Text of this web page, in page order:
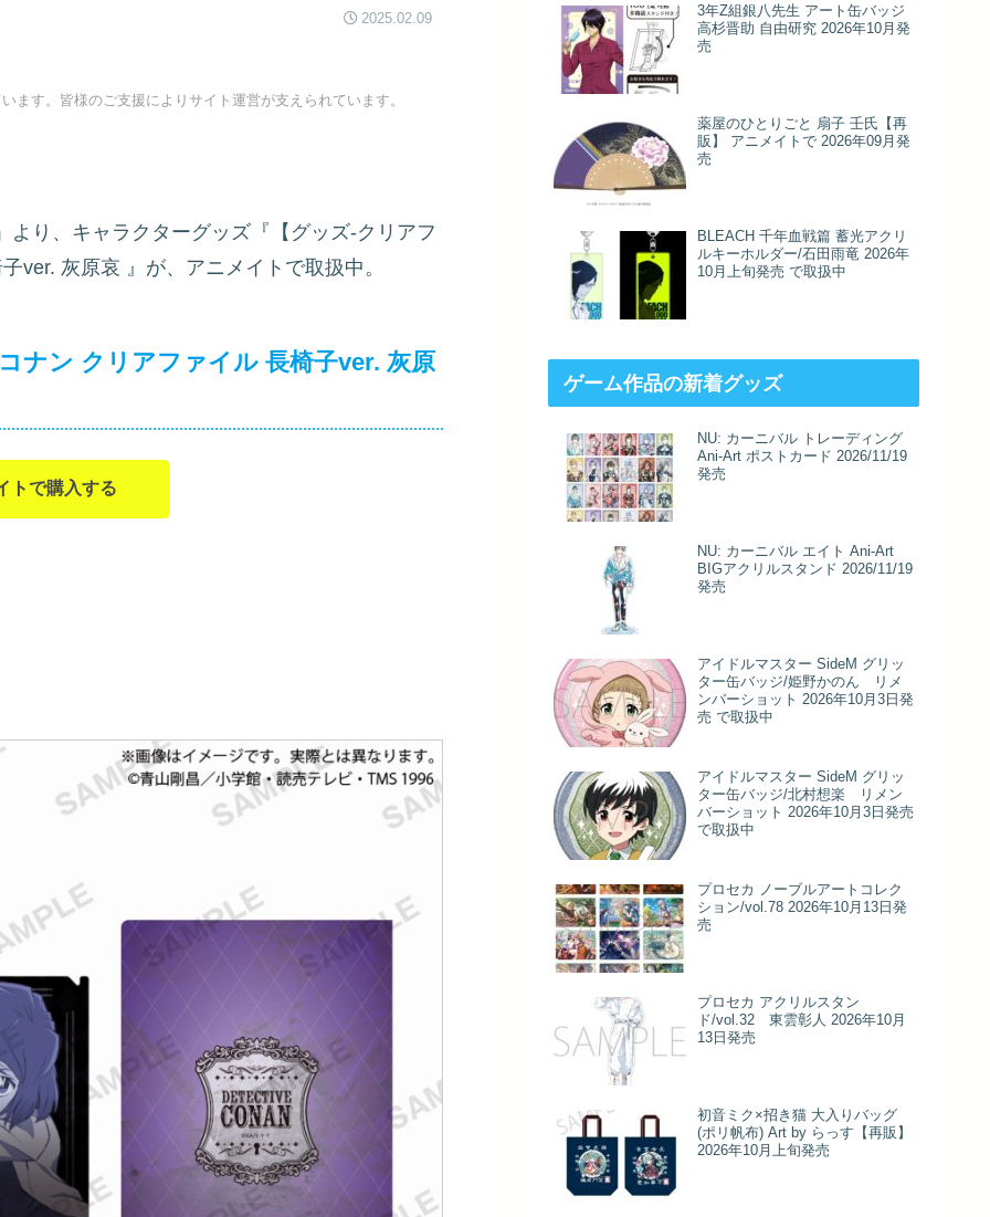
2025.02.09
す。皆様のご支援によりサイト運営が支えられています。
り、キャラクターグッズ『【グッズ-クリアフ
ver. 灰原哀 』が、アニメイトで取扱中。
ナン クリアファイル 長椅子ver. 灰原
トで購入する
3年Z組銀八先生 アート缶バッジ
高杉晋助 自由研究 2026年10月発
売
薬屋のひとりごと 扇子 壬氏【再
販】 アニメイトで 2026年09月発
売
BLEACH 千年血戦篇 蓄光アクリ
ルキーホルダー/石田雨竜 2026年
10月上旬発売 で取扱中
ゲーム作品の新着グッズ
NU: カーニバル トレーディング
Ani-Art ポストカード 2026/11/19
発売
NU: カーニバル エイト Ani-Art
BIGアクリルスタンド 2026/11/19
発売
アイドルマスター SideM グリッ
ター缶バッジ/姫野かのん リメ
ンバーショット 2026年10月3日発
売 で取扱中
アイドルマスター SideM グリッ
ター缶バッジ/北村想楽 リメン
バーショット 2026年10月3日発売
で取扱中
プロセカ ノーブルアートコレク
ション/vol.78 2026年10月13日発
売
プロセカ アクリルスタン
ド/vol.32 東雲彰人 2026年10月
13日発売
初音ミク×招き猫 大入りバッグ
(ポリ帆布) Art by らっす【再販】
2026年10月上旬発売